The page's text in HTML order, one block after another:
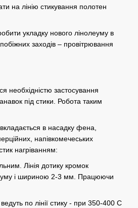
на лінію стикування полотен
укладку нового лінолеуму в
заходів – провітрювання
необхідністю застосування
під стики. Робота таким
в насадку фена,
напівкомечеських
нагріванням:
Лінія дотику кромок
і шириною 2-3 мм. Працюючи
по лінії стику - при 350-400 С